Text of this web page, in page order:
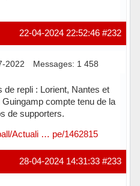
#232
22-04-2024 22:52:46
2022 Messages: 1 458
de repli : Lorient, Nantes et
compte tenu de la
de supporters.
Actuali … pe/1462815
#233
28-04-2024 14:31:33